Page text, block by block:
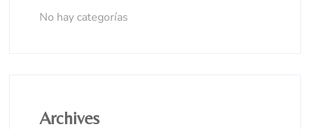
No hay categorías
Archives